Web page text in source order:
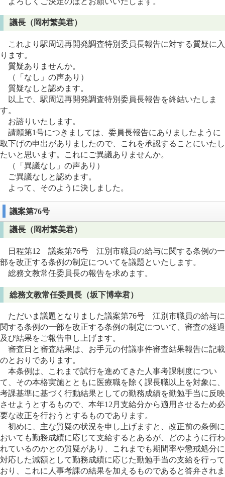
議長（岡村繁美君）
これより駅周辺再開発調査特別委員長報告に対する質疑に入
ります。
質疑ありませんか。
（「なし」の声あり）
質疑なしと認めます。
以上で、駅周辺再開発調査特別委員長報告を終結いたしま
す。
お諮りいたします。
請願第1号につきましては、委員長報告にありましたように
取下げの申出がありましたので、これを承認することにいたし
たいと思います。これにご異議ありませんか。
（「異議なし」の声あり）
ご異議なしと認めます。
よって、そのように決しました。
議案第76号
議長（岡村繁美君）
日程第12 議案第76号 江別市職員の給与に関する条例の一
部を改正する条例の制定についてを議題といたします。
総務文教常任委員長の報告を求めます。
総務文教常任委員長（坂下博幸君）
ただいま議題となりました議案第76号 江別市職員の給与に
関する条例の一部を改正する条例の制定について、審査の経過
及び結果をご報告申し上げます。
審査日と審査結果は、お手元の付議事件審査結果報告に記載
のとおりであります。
本条例は、これまで試行を進めてきた人事考課制度につい
て、その本格実施とともに医療職を除く課長職以上を対象に、
考課基準に基づく行動結果としての勤務成績を勤勉手当に反映
させようとするもので、本年12月支給分から適用させるため必
要な改正を行おうとするものであります。
初めに、主な質疑の状況を申し上げますと、改正前の条例に
おいても勤務成績に応じて支給するとあるが、どのように行わ
れているのかとの質疑があり、これまでも期間率や懲戒処分に
対応した減額として勤務成績に応じた勤勉手当の支給を行って
おり、これに人事考課の結果を加えるものであると答弁されま